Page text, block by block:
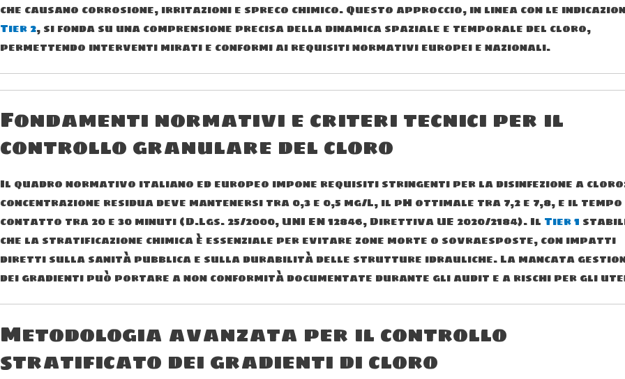
che causano corrosione, irritazioni e spreco chimico. Questo approccio, in linea con le
Tier 2, si fonda su una comprensione precisa della dinamica spaziale e temporale del cloro,
permettendo interventi mirati e conformi ai requisiti normativi europei e nazionali.
Fondamenti normativi e criteri tecnici per il
controllo granulare del cloro
Il quadro normativo italiano ed europeo impone requisiti stringenti per la disinfezione a
concentrazione residua deve mantenersi tra 0,3 e 0,5 mg/L, il pH ottimale tra 7,2 e 7,8, e il tempo
contatto tra 20 e 30 minuti (D.Lgs. 25/2000, UNI EN 12846, Direttiva UE 2020/2184). Il Tier 1
che la stratificazione chimica è essenziale per evitare zone morte o sovraesposte, con impatti
diretti sulla sanità pubblica e sulla durabilità delle strutture idrauliche. La mancata
dei gradienti può portare a non conformità documentate durante gli audit e a rischi per gli
Metodologia avanzata per il controllo
stratificato dei gradienti di cloro